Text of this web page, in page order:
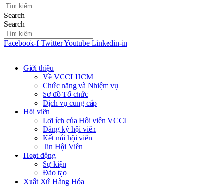
Search
Search
Facebook-f TwitterYoutube Linkedin-in
Giới thiệu
Về VCCI-HCM
Chức năng và Nhiệm vụ
Sơ đồ Tổ chức
Dịch vụ cung cấp
Hội viên
Lợi ích của Hội viên VCCI
Đăng ký hội viên
Kết nối hội viên
Tin Hội Viên
Hoạt động
Sự kiện
Đào tạo
Xuất Xứ Hàng Hóa